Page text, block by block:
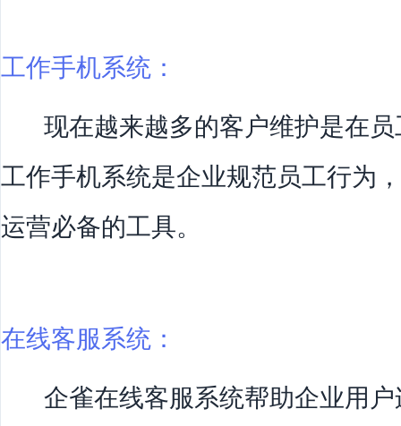
工作手机系统：
现在越来越多的客户维护是在员
工作手机系统是企业规范员工行为
运营必备的工具。
在线客服系统：
企雀在线客服系统帮助企业用户